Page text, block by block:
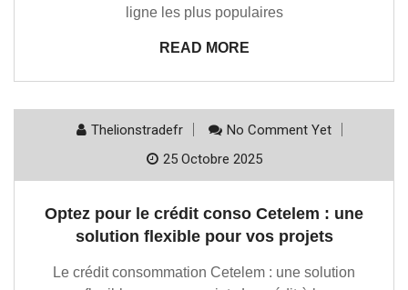
ligne les plus populaires
READ MORE
Thelionstradefr
No Comment Yet
25 Octobre 2025
Optez pour le crédit conso Cetelem : une
solution flexible pour vos projets
Le crédit consommation Cetelem : une solution